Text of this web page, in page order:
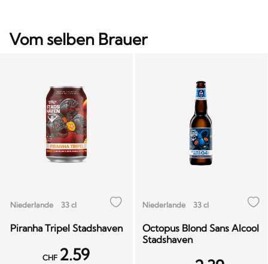
Vom selben Brauer
Niederlande 33 cl
Piranha Tripel Stadshaven
CHF 2.59
Niederlande 33 cl
Octopus Blond Sans Alcool
Stadshaven